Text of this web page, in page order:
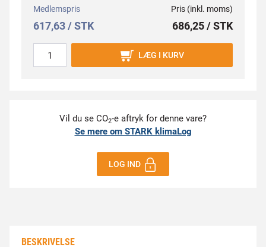
Medlemspris
617,63 / STK
Pris (inkl. moms)
686,25 / STK
LÆG I KURV
Vil du se CO2-e aftryk for denne vare?
Se mere om STARK klimaLog
LOG IND
BESKRIVELSE